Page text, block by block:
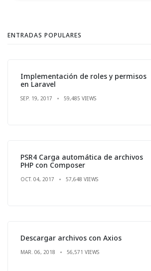
ENTRADAS POPULARES
Implementación de roles y permisos
en Laravel
SEP. 19, 2017 59,485 VIEWS
PSR4 Carga automática de archivos
PHP con Composer
OCT. 04, 2017 57,648 VIEWS
Descargar archivos con Axios
MAR. 06, 2018 56,571 VIEWS